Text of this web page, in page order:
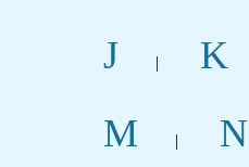
J | K
M | N